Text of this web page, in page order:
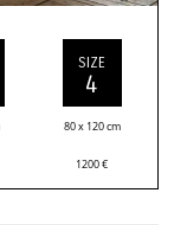
SIZE
4
80 x 120 cm
1200€